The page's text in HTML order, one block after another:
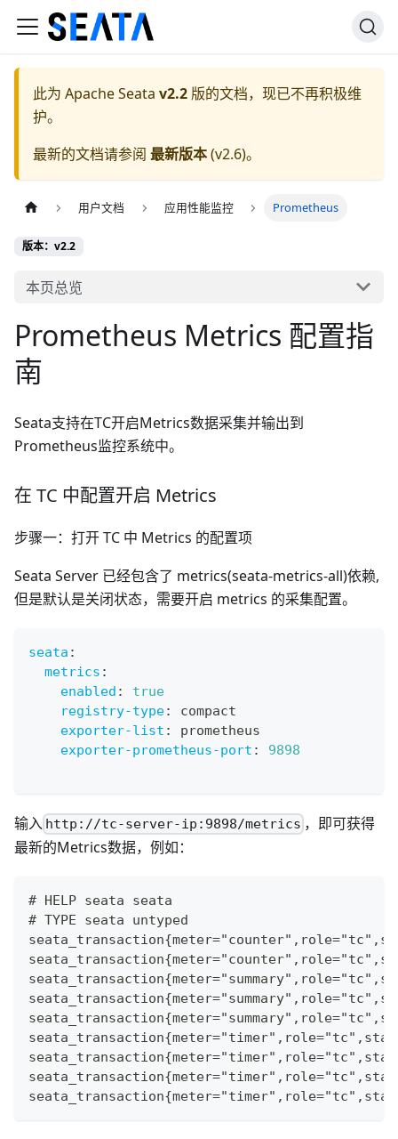
此为 Apache Seata v2.2 版的文档，现已不再积极维
护。
最新的文档请参阅 最新版本(v2.6)。
用户文档 应用性能监控 Prometheus
版本：v2.2
本页总览
Prometheus Metrics 配置指
南
Seata支持在TC开启Metrics数据采集并输出到
Prometheus监控系统中。
在 TC 中配置开启 Metrics
步骤一：打开 TC 中 Metrics 的配置项
Seata Server 已经包含了 metrics(seata-metrics-all)依赖,
但是默认是关闭状态，需要开启 metrics 的采集配置。
seata :
metrics :
enabled :
true
registry-type:
compact
exporter-list :
prometheus
exporter-prometheus-port : 9898
输入 http://tc-server-ip:9898/metrics ，即可获得
最新的Metrics数据，例如：
# HELP seata seata
# TYPE seata untyped